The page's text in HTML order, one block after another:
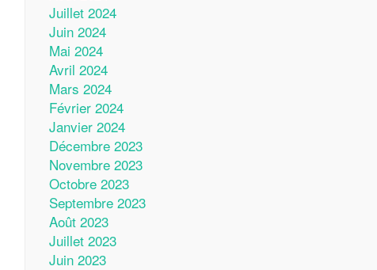
Juillet 2024
Juin 2024
Mai 2024
Avril 2024
Mars 2024
Février 2024
Janvier 2024
Décembre 2023
Novembre 2023
Octobre 2023
Septembre 2023
Août 2023
Juillet 2023
Juin 2023